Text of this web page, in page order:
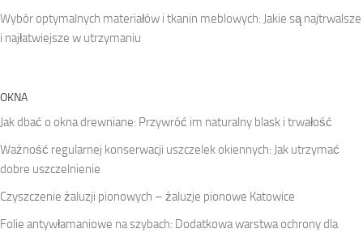
Wybór optymalnych materiałów i tkanin meblowych: Jakie są najtrwalsze
i najłatwiejsze w utrzymaniu
OKNA
Jak dbać o okna drewniane: Przywróć im naturalny blask i trwałość
Ważność regularnej konserwacji uszczelek okiennych: Jak utrzymać
dobre uszczelnienie
Czyszczenie żaluzji pionowych – żaluzje pionowe Katowice
Folie antywłamaniowe na szybach: Dodatkowa warstwa ochrony dla